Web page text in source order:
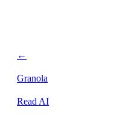
←
Granola
Read AI